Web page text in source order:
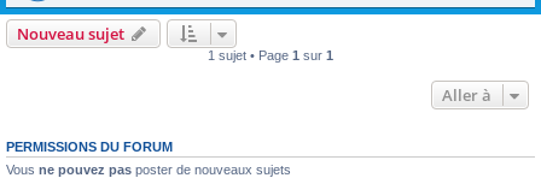
Nouveau sujet
1 sujet • Page 1 sur 1
Aller à
PERMISSIONS DU FORUM
Vous ne pouvez pas poster de nouveaux sujets